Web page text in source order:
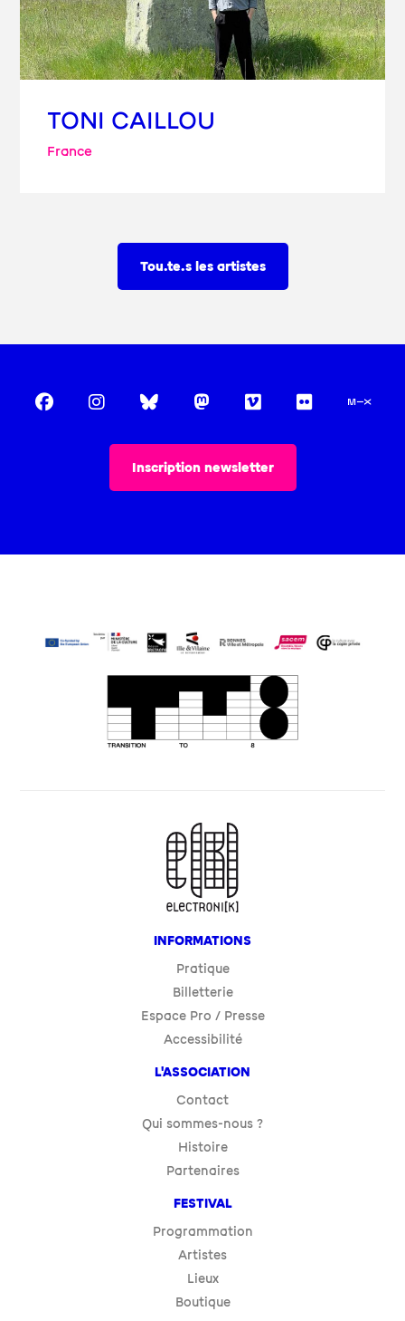
TONI CAILLOU
France
Tou.te.s les artistes
Inscription newsletter
INFORMATIONS
Pratique
Billetterie
Espace Pro / Presse
Accessibilité
L'ASSOCIATION
Contact
Qui sommes-nous ?
Histoire
Partenaires
FESTIVAL
Programmation
Artistes
Lieux
Boutique